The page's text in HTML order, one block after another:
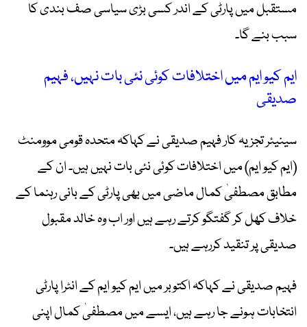
مستقبل میں پارٹی کے اندر کسی بڑی سیاسی صف بندی کا
سبب بنے گا۔
ایم کیو ایم میں اختلافات کوئی نئی بات نہیں، فہیم
صدیقی
سینیئر تجزیہ کار فہیم صدیقی نے کہاکہ متحدہ قومی موومنٹ
(ایم کیو ایم) میں اختلافات کوئی نئی بات نہیں ہیں۔ ان کے
مطابق مصطفیٰ کمال ماضی میں بھی پارٹی کے بانی رہنما کے
خلاف کھل کر گفتگو کرتے رہے ہیں اور اب وہ خالد مقبول
صدیقی پر تنقید کررہے ہیں۔
فہیم صدیقی نے کہاکہ اکتوبر میں ایم کیو ایم کے انٹرا پارٹی
انتخابات ہونے جا رہے ہیں، ایسے میں مصطفیٰ کمال اپنی